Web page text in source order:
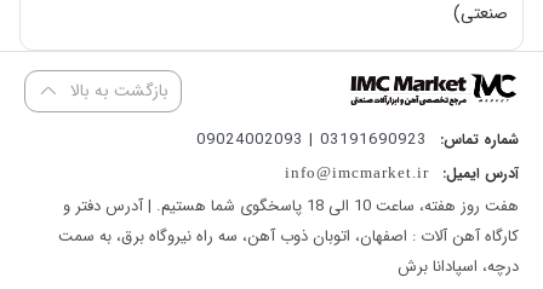
صنعتی)
بازگشت به بالا
شماره تماس: 03191690923 | 09024002093
آدرس ایمیل: info@imcmarket.ir
هفت روز هفته، ساعت 10 الی 18 پاسخگوی شما هستیم. | آدرس دفتر و
کارگاه آهن آلات : اصفهان، اتوبان ذوب آهن، سه راه نیروگاه برق، به سمت
درچه، اسپادانا برش